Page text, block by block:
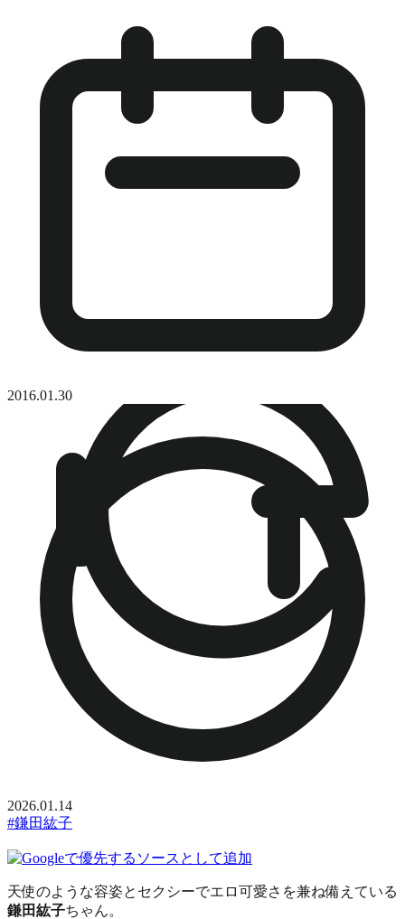
2016.01.30
2026.01.14
#鎌田紘子
天使のような容姿とセクシーでエロ可愛さを兼ね備えている
鎌田紘子ちゃん。